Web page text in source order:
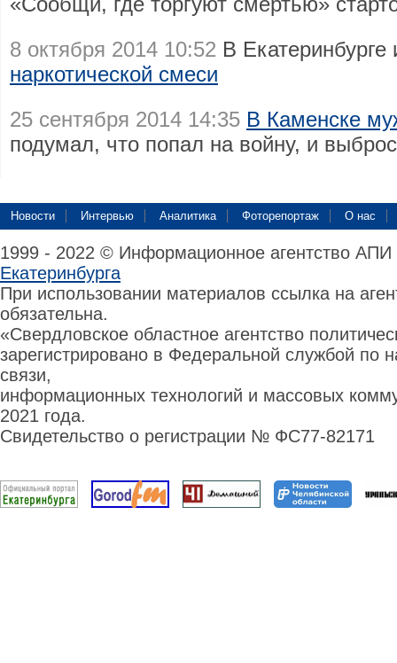
8 октября 2014 10:52 В Екатеринбурге
наркотической смеси
25 сентября 2014 14:35 В Каменске
подумал, что попал на войну, и
Новости Интервью Аналитика Фоторепортаж О нас
1999 - 2022 © Информационное агентство
Екатеринбурга
При использовании материалов ссылка на
обязательна.
«Свердловское областное агентство
зарегистрировано в Федеральной службой по
связи,
информационных технологий и массовых
2021 года.
Свидетельство о регистрации № ФС77-82171